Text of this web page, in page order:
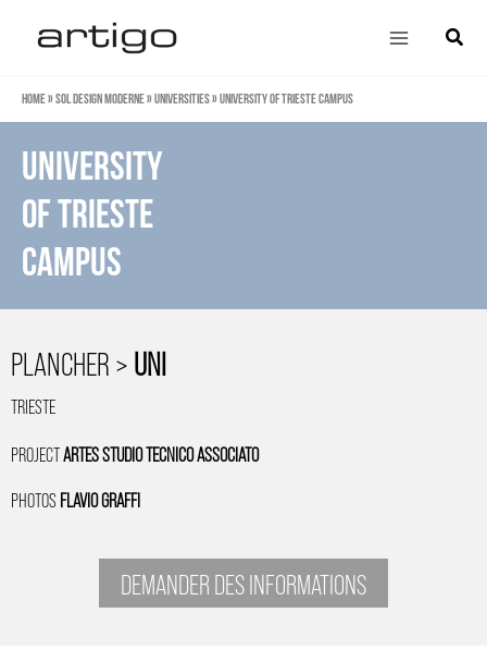
contenu
Main
Home»Sol design moderne»Universities»University of Trieste Campus
University
of Trieste
Campus
PLANCHER >UNI
TRIESTE
PROJECTARTES STUDIO TECNICO ASSOCIATO
PHOTOS FLAVIO GRAFFI
DEMANDER DES INFORMATIONS